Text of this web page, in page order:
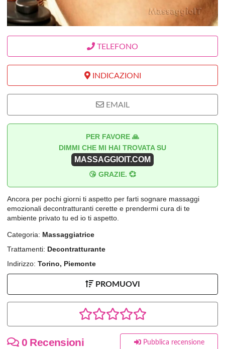
TELEFONO
INDICAZIONI
EMAIL
PER FAVORE 🙏
DIMMI CHE MI HAI TROVATA SU
MASSAGGIOIT.COM
😘 GRAZIE. 💞
Ancora per pochi giorni ti aspetto per farti sognare massaggi
emozionali decontratturanti cerette e prendermi cura di te
ambiente privato tu ed io ti aspetto.
Categoria: Massaggiatrice
Trattamenti: Decontratturante
Indirizzo: Torino, Piemonte
PROMUOVI
0 Recensioni Pubblica recensione